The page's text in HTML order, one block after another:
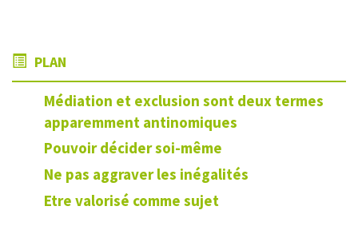
PLAN
Médiation et exclusion sont deux termes
apparemment antinomiques
Pouvoir décider soi-même
Ne pas aggraver les inégalités
Etre valorisé comme sujet